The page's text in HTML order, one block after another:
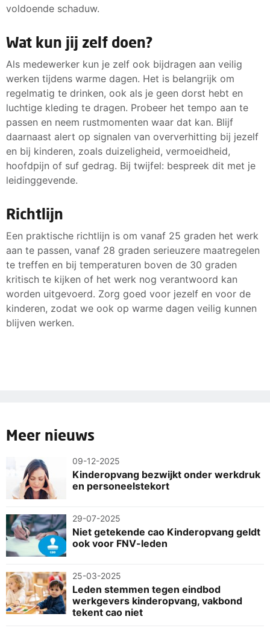
voldoende schaduw.
Wat kun jij zelf doen?
Als medewerker kun je zelf ook bijdragen aan veilig
werken tijdens warme dagen. Het is belangrijk om
regelmatig te drinken, ook als je geen dorst hebt en
luchtige kleding te dragen. Probeer het tempo aan te
passen en neem rustmomenten waar dat kan. Blijf
daarnaast alert op signalen van oververhitting bij jezelf
en bij kinderen, zoals duizeligheid, vermoeidheid,
hoofdpijn of suf gedrag. Bij twijfel: bespreek dit met je
leidinggevende.
Richtlijn
Een praktische richtlijn is om vanaf 25 graden het werk
aan te passen, vanaf 28 graden serieuzere maatregelen
te treffen en bij temperaturen boven de 30 graden
kritisch te kijken of het werk nog verantwoord kan
worden uitgevoerd. Zorg goed voor jezelf en voor de
kinderen, zodat we ook op warme dagen veilig kunnen
blijven werken.
Meer nieuws
09-12-2025
Kinderopvang bezwijkt onder werkdruk
en personeelstekort
29-07-2025
Niet getekende cao Kinderopvang geldt
ook voor FNV-leden
25-03-2025
Leden stemmen tegen eindbod
werkgevers kinderopvang, vakbond
tekent cao niet